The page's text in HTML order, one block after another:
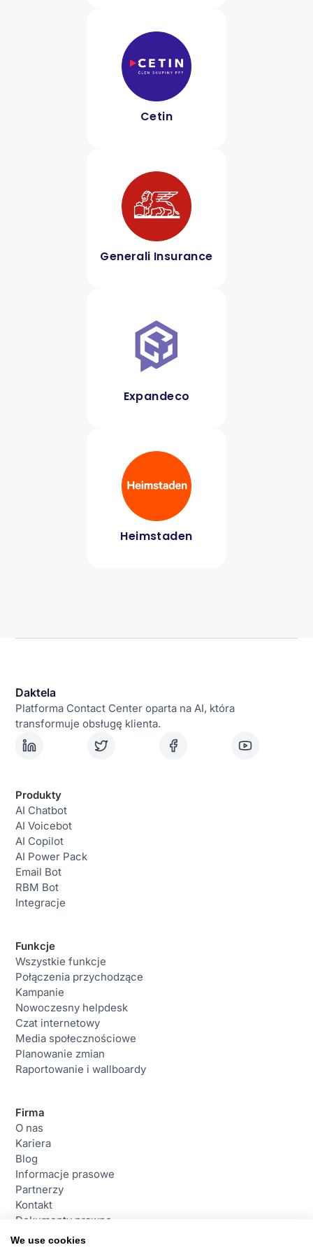
Cetin
Generali Insurance
Expandeco
Heimstaden
Daktela
Platforma Contact Center oparta na AI, która
transformuje obsługę klienta.
Produkty
AI Chatbot
AI Voicebot
AI Copilot
AI Power Pack
Email Bot
RBM Bot
Integracje
Funkcje
Wszystkie funkcje
Połączenia przychodzące
Kampanie
Nowoczesny helpdesk
Czat internetowy
Media społecznościowe
Planowanie zmian
Raportowanie i wallboardy
Firma
O nas
Kariera
Blog
Informacje prasowe
Partnerzy
Kontakt
Dokumenty prawne
We use cookies